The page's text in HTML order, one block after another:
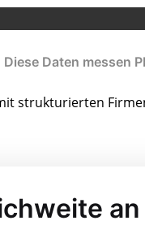
Daten messen
strukturierten